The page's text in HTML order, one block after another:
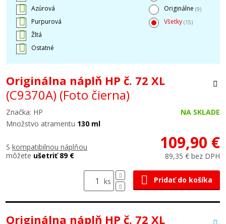
Azúrová
Purpurová
Žltá
Ostatné
Originálne (9)
Všetky (15)
Originálna náplň HP č. 72 XL
(C9370A) (Foto čierna)
Značka: HP
NA SKLADE
Množstvo atramentu 130 ml
S kompatibilnou náplňou
môžete ušetriť 89 €
109,90 €
89,35 € bez DPH
ks Pridať do košíka
Originálna náplň HP č. 72 XL